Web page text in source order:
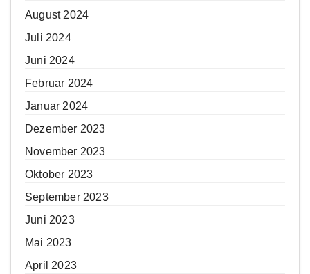
August 2024
Juli 2024
Juni 2024
Februar 2024
Januar 2024
Dezember 2023
November 2023
Oktober 2023
September 2023
Juni 2023
Mai 2023
April 2023